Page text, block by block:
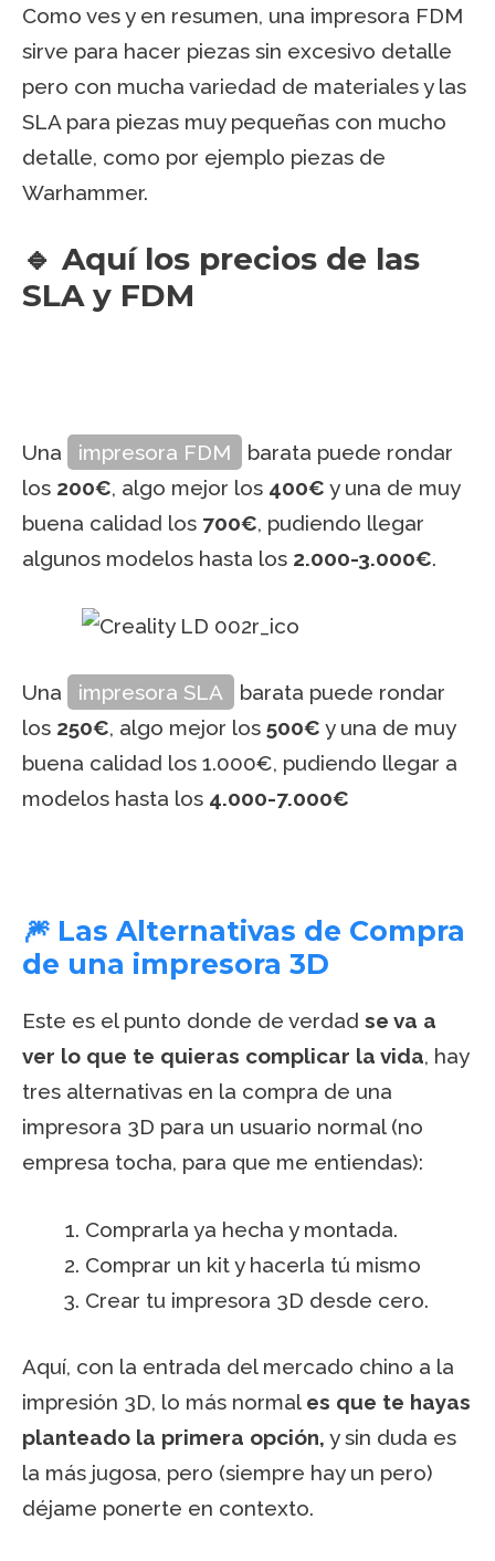
Como ves y en resumen, una impresora FDM
sirve para hacer piezas sin excesivo detalle
pero con mucha variedad de materiales y las
SLA para piezas muy pequeñas con mucho
detalle, como por ejemplo piezas de
Warhammer.
🔹 Aquí los precios de las
SLA y FDM
Una impresora FDM
barata puede rondar
los 200€, algo mejor los 400€ y una de muy
buena calidad los 700€, pudiendo llegar
algunos modelos hasta los 2.000-3.000€.
Una impresora SLA
barata puede rondar
los 250€, algo mejor los 500€ y una de muy
buena calidad los 1.000€, pudiendo llegar a
modelos hasta los 4.000-7.000€
🎆 Las Alternativas de Compra
de una impresora 3D
Este es el punto donde de verdad se va a
ver lo que te quieras complicar la vida, hay
tres alternativas en la compra de una
impresora 3D para un usuario normal (no
empresa tocha, para que me entiendas):
Comprarla ya hecha y montada.
Comprar un kit y hacerla tú mismo
Crear tu impresora 3D desde cero.
Aquí, con la entrada del mercado chino a la
impresión 3D, lo más normal es que te hayas
planteado la primera opción, y sin duda es
la más jugosa, pero (siempre hay un pero)
déjame ponerte en contexto.